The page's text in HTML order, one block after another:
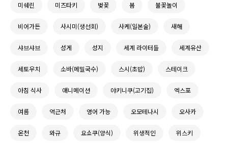
미쉐린 미즈타키 벚꽃 봄 불꽃놀이
비어가든 사시미(생선회) 사케(일본술) 새해
샤브샤브 성게 성지 세계 라이터들 세계유산
세토우치 소바(메밀국수) 스시(초밥) 스테이크
아침 식사 애니메이션 야키니쿠(고기집) 엑스포
여름 역근처 영어 가능 오모테나시 오사카
온천 와규 요쇼쿠(양식) 위생적인 위스키